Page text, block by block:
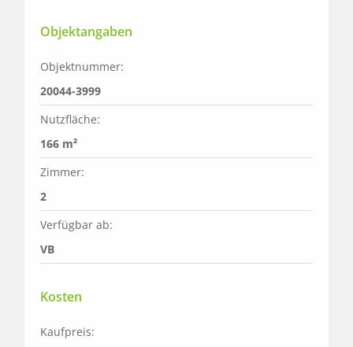
Objektangaben
Objektnummer:
20044-3999
Nutzfläche:
166 m²
Zimmer:
2
Verfügbar ab:
VB
Kosten
Kaufpreis: